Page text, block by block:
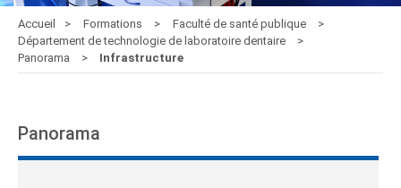
Accueil Formations
Faculté de santé publique
Département de technologie de laboratoire dentaire
Panorama
Infrastructure
Panorama